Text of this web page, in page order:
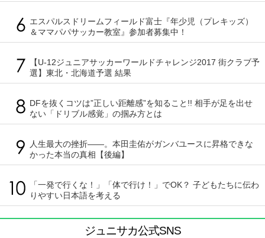
エスパルスドリームフィールド富士『年少児（プレキッズ）
＆ママパパサッカー教室』参加者募集中！
【U-12ジュニアサッカーワールドチャレンジ2017 街クラブ予
選】東北・北海道予選 結果
DFを抜くコツは”正しい距離感”を知ること!! 相手が足を出せ
ない「ドリブル感覚」の掴み方とは
人生最大の挫折――。本田圭佑がガンバユースに昇格できな
かった本当の真相【後編】
「一発で行くな！」「体で行け！」でOK？ 子どもたちに伝わ
りやすい日本語を考える
ジュニサカ公式SNS